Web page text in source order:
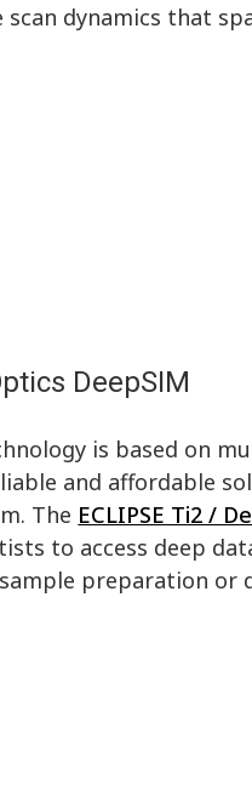
dynamics that
DeepSIM
is based on
and affordable
The ECLIPSE Ti2 /
to access deep
preparation or